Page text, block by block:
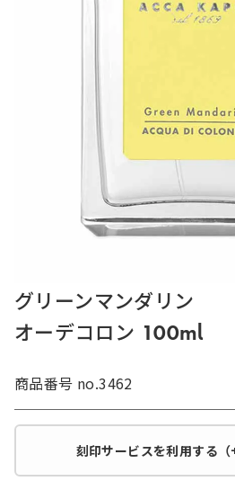
グリーンマンダリン
オーデコロン 100ml
商品番号 no.3462
刻印サービスを利用する（